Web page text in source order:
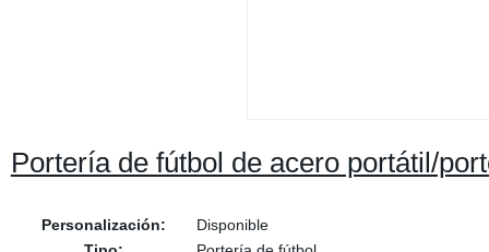
Portería de fútbol de acero portátil/
Personalización:
Disponible